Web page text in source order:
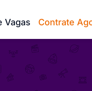
Vagas Contrate